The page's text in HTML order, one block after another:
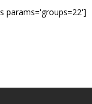
params='groups=22']